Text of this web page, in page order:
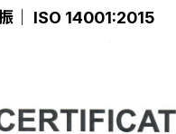
｜ ISO 14001:2015